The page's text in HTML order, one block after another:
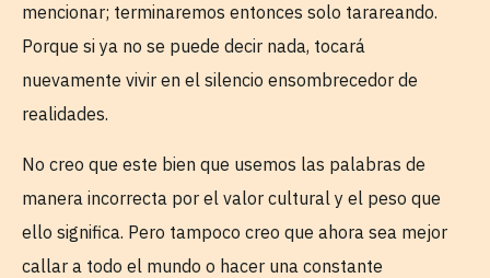
mencionar; terminaremos entonces solo tarareando.
Porque si ya no se puede decir nada, tocará
nuevamente vivir en el silencio ensombrecedor de
realidades.
No creo que este bien que usemos las palabras de
manera incorrecta por el valor cultural y el peso que
ello significa. Pero tampoco creo que ahora sea mejor
callar a todo el mundo o hacer una constante